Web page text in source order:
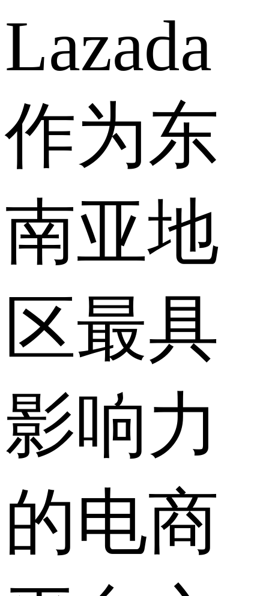
Lazada
作为东
南亚地
区最具
影响力
的电商